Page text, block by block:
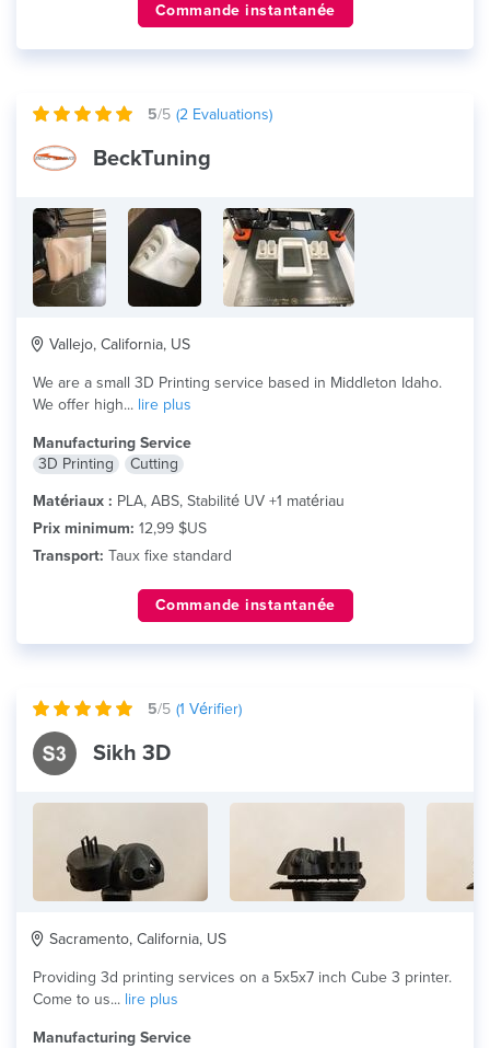
Commande instantanée
5/5 (2 Evaluations)
BeckTuning
Vallejo, California, US
We are a small 3D Printing service based in Middleton Idaho.
We offer high... lire plus
Manufacturing Service
3D Printing
Cutting
Matériaux : PLA, ABS, Stabilité UV +1 matériau
Prix minimum: 12,99 $US
Transport: Taux fixe standard
Commande instantanée
5/5 (1 Vérifier)
Sikh 3D
Sacramento, California, US
Providing 3d printing services on a 5x5x7 inch Cube 3 printer.
Come to us... lire plus
Manufacturing Service